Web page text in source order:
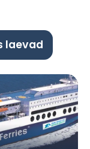
laevad